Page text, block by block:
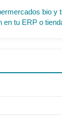
bio
tu ERP o